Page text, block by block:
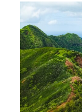
לחצו לרשימת היעדים »
לחצו לרשימת
היעדים »